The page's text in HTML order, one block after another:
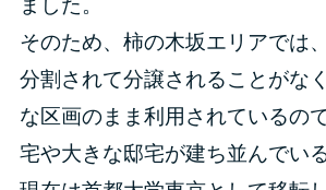
ました。
そのため、柿の木坂エリアでは
分割されて分譲されることがな
な区画のまま利用されているの
宅や大きな邸宅が建ち並んでい